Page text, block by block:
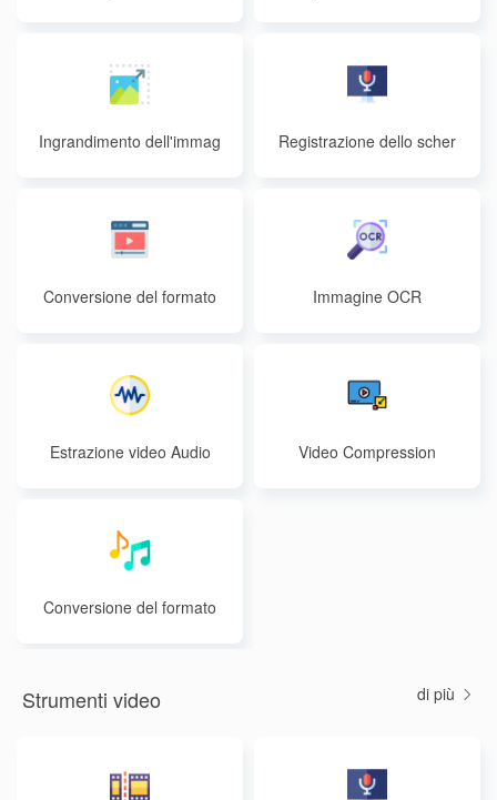
Ingrandimento dell'immag
Registrazione dello scher
Conversione del formato
Immagine OCR
Estrazione video Audio Video Compression
Conversione del formato
Strumenti video di più